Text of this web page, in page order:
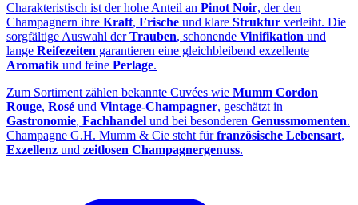
Charakteristisch ist der hohe Anteil an Pinot Noir, der den
Champagnern ihre Kraft, Frische und klare Struktur verleiht. Die
sorgfältige Auswahl derTrauben, schonende Vinifikation und
lange Reifezeiten garantieren eine gleichbleibend exzellente
Aromatik und feine Perlage.
Zum Sortiment zählen bekannte Cuvées wie Mumm Cordon
Rouge, Rosé und Vintage‑Champagner, geschätzt in
Gastronomie, Fachhandel und bei besonderen Genussmomenten.
Champagne G.H. Mumm & Cie steht fürfranzösische Lebensart,
Exzellenz und zeitlosen Champagnergenuss.